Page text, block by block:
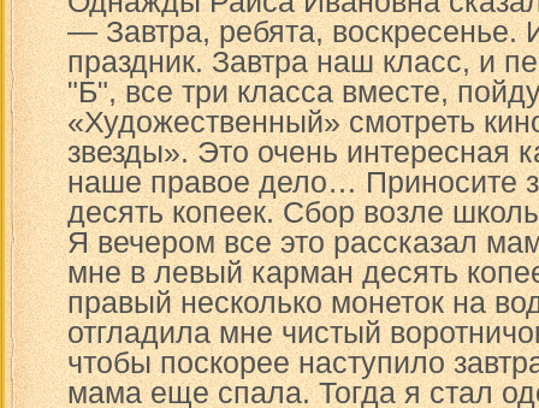
— Завтра, ребята, воскресенье.
праздник. Завтра наш класс, и
"Б", все три класса вместе,
«Художественный» смотреть
звезды». Это очень интересная
наше правое дело… Приносите
десять копеек. Сбор возле
Я вечером все это рассказал
мне в левый карман десять
правый несколько монеток на
отгладила мне чистый
чтобы поскорее наступило
мама еще спала. Тогда я стал